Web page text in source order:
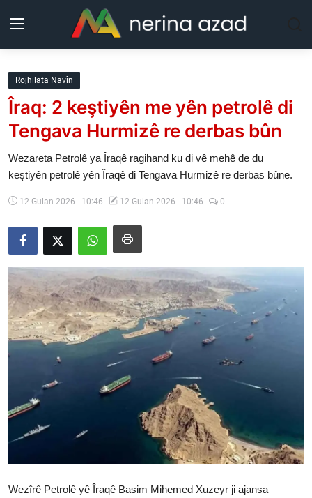
Kurdistan
Herêm
Rojev
Nerin
Wêne
Vidyo
Nivîskar
Têkilî
Türkçe Kurdi
Rojhilata Navîn
Îraq: 2 keştiyên me yên petrolê di
Tengava Hurmizê re derbas bûn
Wezareta Petrolê ya Îraqê ragihand ku di vê mehê de du
keştiyên petrolê yên Îraqê di Tengava Hurmizê re derbas bûne.
12 Gulan 2026 - 10:46 12 Gulan 2026 - 10:46 0
Wezîrê Petrolê yê Îraqê Basim Mihemed Xuzeyr ji ajansa